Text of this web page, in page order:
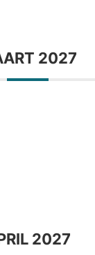
2027
2027